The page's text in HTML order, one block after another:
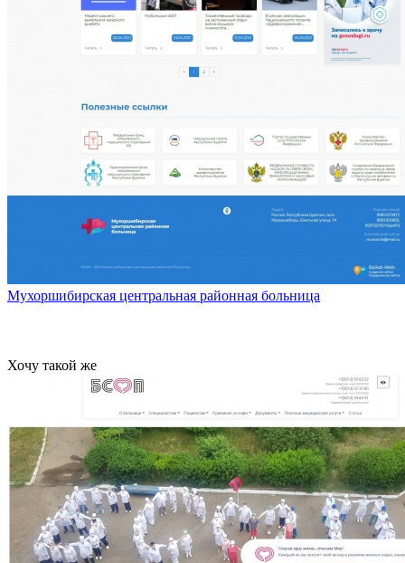
Мухоршибирская центральная районная больница
Хочу такой же